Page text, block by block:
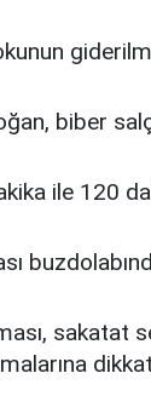
biber
ile 120
sakatat